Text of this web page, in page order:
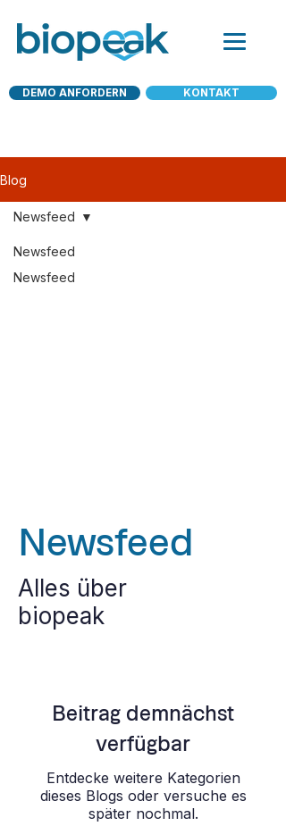
DEMO ANFORDERN KONTAKT
Blog
Newsfeed
Newsfeed
Newsfeed
Newsfeed
Alles über
biopeak
Beitrag demnächst
verfügbar
Entdecke weitere Kategorien
dieses Blogs oder versuche es
später nochmal.